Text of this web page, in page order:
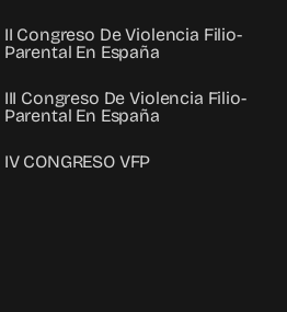
II Congreso De Violencia Filio-
Parental En España
III Congreso De Violencia Filio-
Parental En España
IV CONGRESO VFP